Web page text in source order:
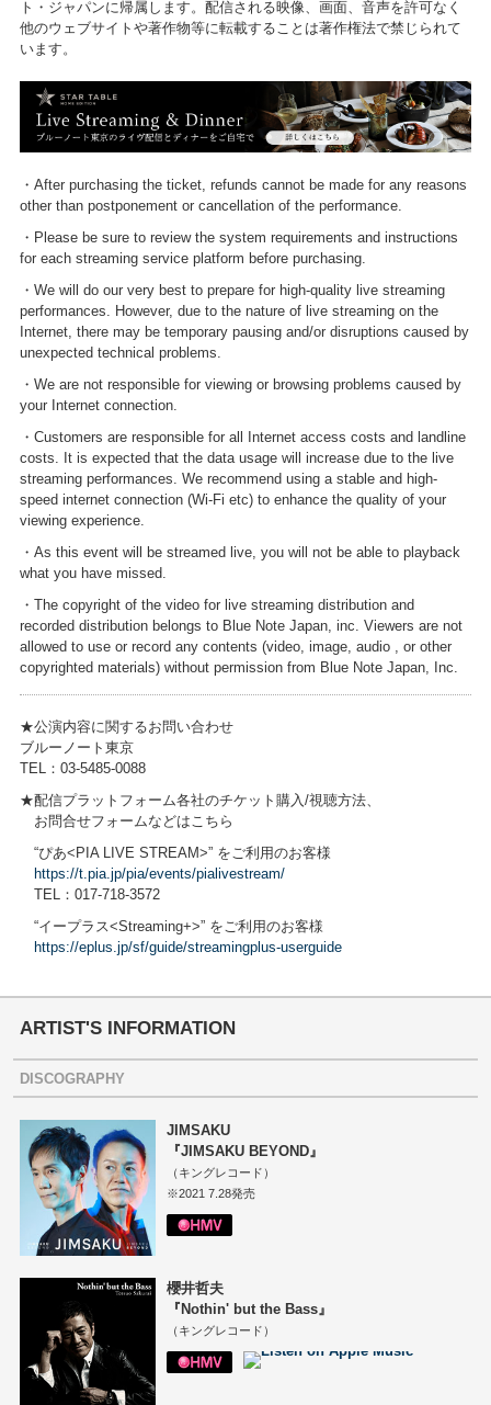
ト・ジャパンに帰属します。配信される映像、画面、音声を許可なく
他のウェブサイトや著作物等に転載することは著作権法で禁じられて
います。
・After purchasing the ticket, refunds cannot be made for any reasons
other than postponement or cancellation of the performance.
・Please be sure to review the system requirements and instructions
for each streaming service platform before purchasing.
・We will do our very best to prepare for high-quality live streaming
performances. However, due to the nature of live streaming on the
Internet, there may be temporary pausing and/or disruptions caused by
unexpected technical problems.
・We are not responsible for viewing or browsing problems caused by
your Internet connection.
・Customers are responsible for all Internet access costs and landline
costs. It is expected that the data usage will increase due to the live
streaming performances. We recommend using a stable and high-
speed internet connection (Wi-Fi etc) to enhance the quality of your
viewing experience.
・As this event will be streamed live, you will not be able to playback
what you have missed.
・The copyright of the video for live streaming distribution and
recorded distribution belongs to Blue Note Japan, inc. Viewers are not
allowed to use or record any contents (video, image, audio , or other
copyrighted materials) without permission from Blue Note Japan, Inc.
★公演内容に関するお問い合わせ
ブルーノート東京
TEL：03-5485-0088
★配信プラットフォーム各社のチケット購入/視聴方法、
お問合せフォームなどはこちら
“ぴあ<PIA LIVE STREAM>” をご利用のお客様
https://t.pia.jp/pia/events/pialivestream/
TEL：017-718-3572
“イープラス<Streaming+>” をご利用のお客様
https://eplus.jp/sf/guide/streamingplus-userguide
ARTIST'S INFORMATION
DISCOGRAPHY
JIMSAKU
『JIMSAKU BEYOND』
（キングレコード）
※2021 7.28発売
櫻井哲夫
『Nothin' but the Bass』
（キングレコード）